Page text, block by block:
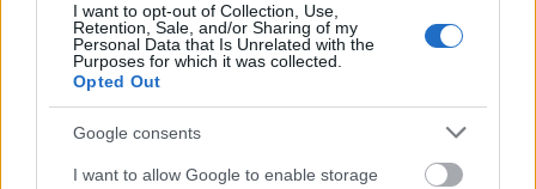
I want to opt-out of Collection, Use,
Retention, Sale, and/or Sharing of my
Personal Data that Is Unrelated with the
Purposes for which it was collected.
Opted Out
Google consents
I want to allow Google to enable storage
ÉLETMÓD
Ezért jó, ha hideg vízzel zuhanyzol